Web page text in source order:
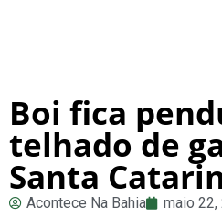
Boi fica
telhado de
Santa
Acontece Na Bahia maio 22,